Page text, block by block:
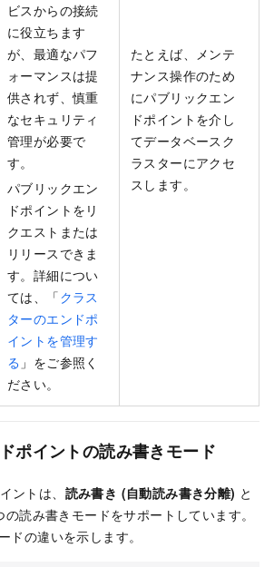
ビスからの接続
に役立ちます
が、最適なパフ
ォーマンスは提
供されず、慎重
なセキュリティ
管理が必要で
す。
パブリックエン
ドポイントをリ
クエストまたは
リリースできま
す。詳細につい
ては、「クラス
ターのエンドポ
イントを管理す
る 」をご参照く
ださい。
たとえば、メンテ
ナンス操作のため
にパブリックエン
ドポイントを介し
てデータベースク
ラスターにアクセ
スします。
ポイントの読み書きモード
ントは、 読み書き (自動読み書き分離) と
の読み書きモードをサポートしています。
ドの違いを示します。